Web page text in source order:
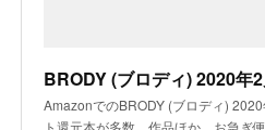
AmazonでのBRODY (ブロディ)